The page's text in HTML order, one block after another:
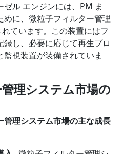
ル エンジンには、PM ま
に、微粒子フィルター管理
ています。この装置にはフ
し、必要に応じて再生プロ
視装置が装備されていま
理システム市場の
管理システム市場の主な成長